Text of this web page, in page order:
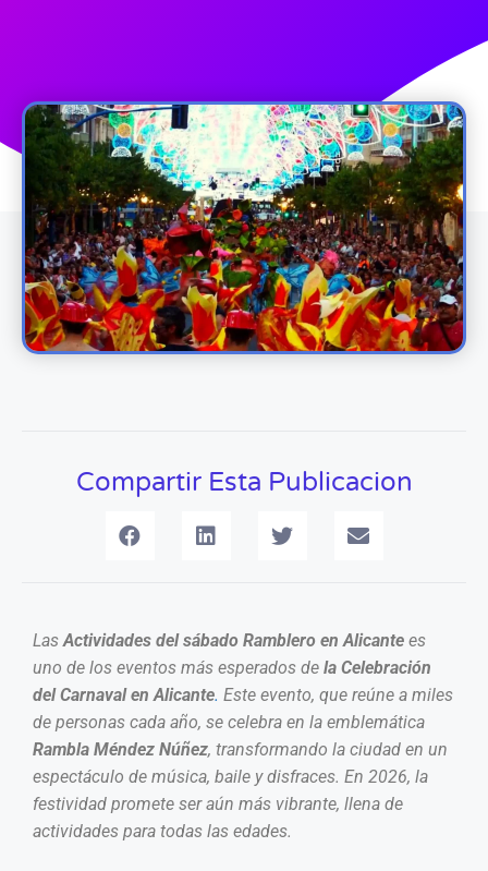
Compartir Esta Publicacion
LasActividades del sábado Ramblero en Alicante es
uno de los eventos más esperados de la Celebración
del Carnaval en Alicante. Este evento, que reúne a miles
de personas cada año, se celebra en la emblemática
Rambla Méndez Núñez, transformando la ciudad en un
espectáculo de música, baile y disfraces. En 2026, la
festividad promete ser aún más vibrante, llena de
actividades para todas las edades.